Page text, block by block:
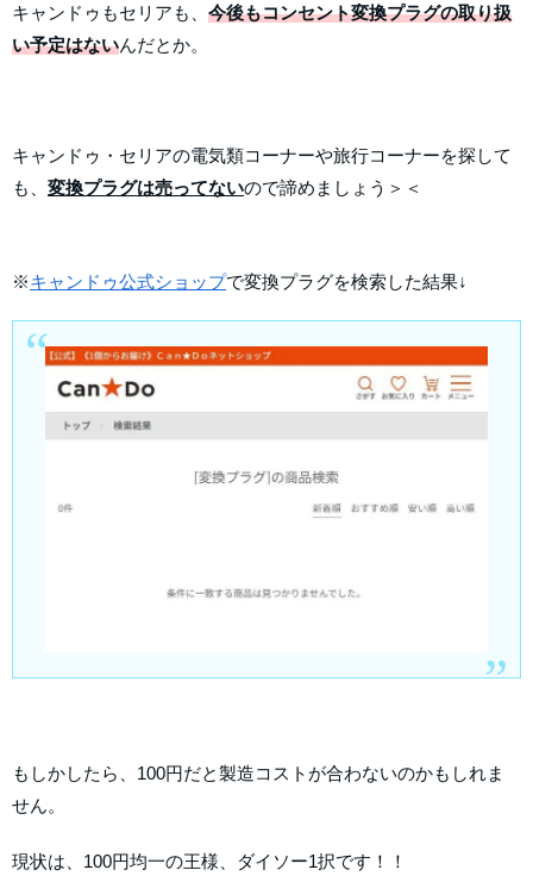
キャンドゥもセリアも、 今後もコンセント変換プラグの取り扱
い予定はないんだとか。
キャンドゥ・セリアの電気類コーナーや旅行コーナーを探して
も、 変換プラグは売ってないので諦めましょう＞＜
※キャンドゥ公式ショップで変換プラグを検索した結果↓
もしかしたら、100円だと製造コストが合わないのかもしれま
せん。
現状は、100円均一の王様、ダイソー1択です！！